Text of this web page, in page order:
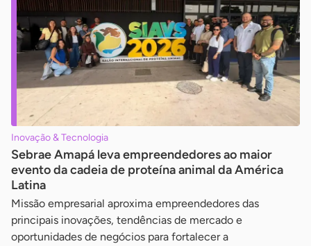
Inovação & Tecnologia
Sebrae Amapá leva empreendedores ao maior
evento da cadeia de proteína animal da América
Latina
Missão empresarial aproxima empreendedores das
principais inovações, tendências de mercado e
oportunidades de negócios para fortalecer a